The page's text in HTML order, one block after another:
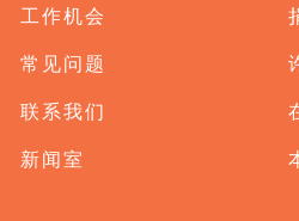
工作机会
常见问题
联系我们
新闻室